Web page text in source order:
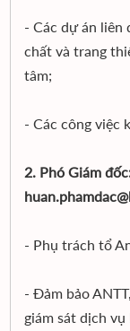
- Các dự án liên
chất và trang
tâm;
- Các công việc
2. Phó Giám
- Phụ trách tổ
- Đảm bảo
giám sát dịch